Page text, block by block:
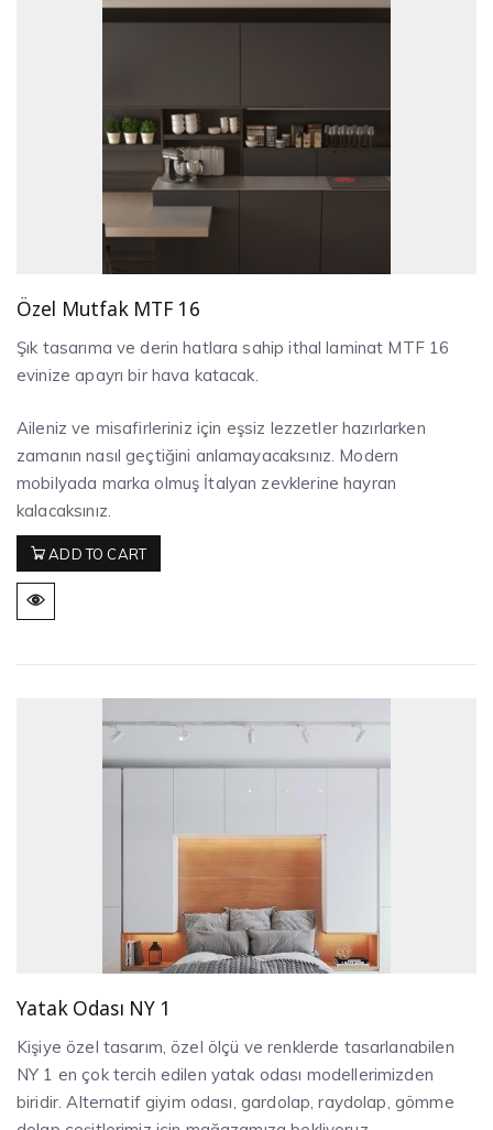
Özel Mutfak MTF 16
Şık tasarıma ve derin hatlara sahip ithal laminat MTF 16
evinize apayrı bir hava katacak.
Aileniz ve misafirleriniz için eşsiz lezzetler hazırlarken
zamanın nasıl geçtiğini anlamayacaksınız. Modern
mobilyada marka olmuş İtalyan zevklerine hayran
kalacaksınız.
ADD TO CART
Yatak Odası NY 1
Kişiye özel tasarım, özel ölçü ve renklerde tasarlanabilen
NY 1 en çok tercih edilen yatak odası modellerimizden
biridir. Alternatif giyim odası, gardolap, raydolap, gömme